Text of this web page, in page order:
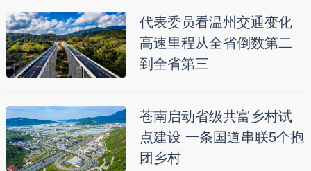
代表委员看温州交通变化
高速里程从全省倒数第二
到全省第三
苍南启动省级共富乡村试
点建设 一条国道串联5个抱
团乡村